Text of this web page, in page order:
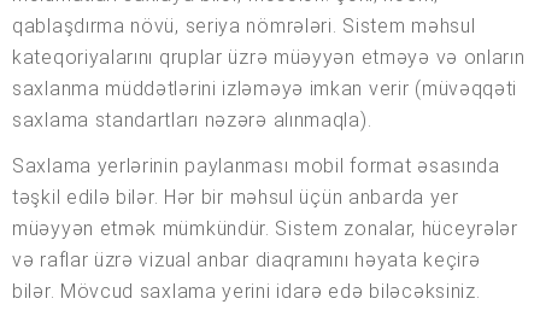
qablaşdırma növü, seriya nömrələri. Sistem məhsul
kateqoriyalarını qruplar üzrə müəyyən etməyə və onların
saxlanma müddətlərini izləməyə imkan verir (müvəqqəti
saxlama standartları nəzərə alınmaqla).
Saxlama yerlərinin paylanması mobil format əsasında
təşkil edilə bilər. Hər bir məhsul üçün anbarda yer
müəyyən etmək mümkündür. Sistem zonalar, hüceyrələr
və raflar üzrə vizual anbar diaqramını həyata keçirə
bilər. Mövcud saxlama yerini idarə edə biləcəksiniz.